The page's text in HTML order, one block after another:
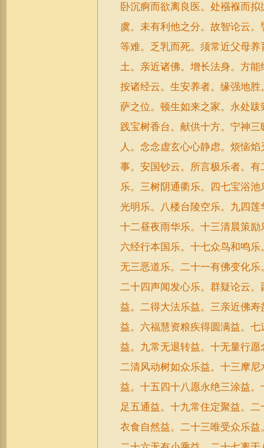
卧沉痾而欲离良医。处襁褓而
虞。未有利他之分。故智论云
等难。乏乳而死。须常近父母
土。亲近诸佛。增长法身。方
按诸经云。生安养者。缘强地
萨之位。顿生如来之家。永处
践宝树香台。献供十方。宁神
人。念念虚玄心心静虑。烦恼
事。安国钞云。所言极乐者。
乐。三树阴通衢乐。四七宝浴
光明乐。八楼台陵空乐。九四
十二昼夜雨华乐。十三清晨策
六经行本国乐。十七众鸟和鸣
无三恶道乐。二十一有佛变化
二十四声闻发心乐。群疑论云
益。二得大法乐益。三亲近佛
益。六福慧资粮疾得圆满益。
益。九常无退转益。十无量行
二清风动树如众乐益。十三摩
益。十五四十八愿永绝三涂益
足五通益。十九常住定聚益。
衣食自然益。二十三唯受众乐